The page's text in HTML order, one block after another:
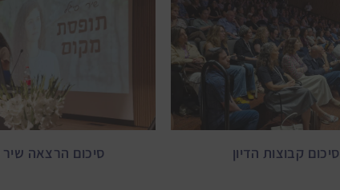
סיכום קבוצות הדיון סיכום הרצאה שיר